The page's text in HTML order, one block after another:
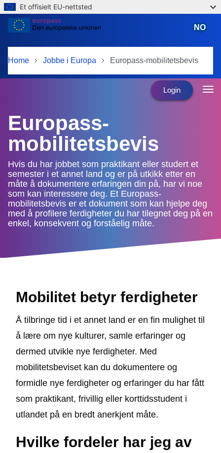
Skip to main content
Et offisielt EU-nettsted
Home Jobbe i Europa Europass-mobilitetsbevis
NO
Login
Europass-
mobilitetsbevis
Hvis du har jobbet som praktikant eller studert et
semester i et annet land og er på utkikk etter en
måte å dokumentere erfaringen din på, har vi noe
som kan interessere deg. Et Europass-
mobilitetsbevis er et dokument som kan hjelpe deg
med å profilere ferdigheter du har tilegnet deg på en
enkel, konsekvent og forståelig måte.
Mobilitet betyr ferdigheter
Å tilbringe tid i et annet land er en fin mulighet til
å lære om nye kulturer, samle erfaringer og
dermed utvikle nye ferdigheter. Med
mobilitetsbeviset kan du dokumentere og
formidle nye ferdigheter og erfaringer du har fått
som praktikant, frivillig eller korttidsstudent i
utlandet på en bredt anerkjent måte.
Hvilke fordeler har jeg av